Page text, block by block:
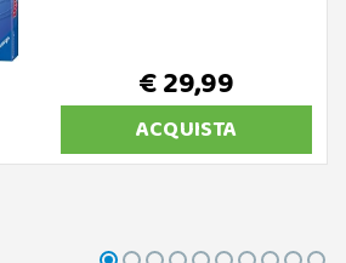
€ 29,99
ACQUISTA